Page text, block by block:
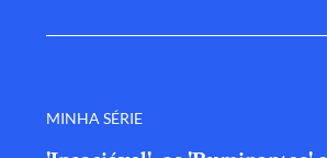
MINHA SÉRIE